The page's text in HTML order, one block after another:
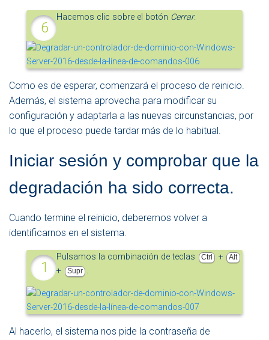
Hacemos clic sobre el botón Cerrar.
Como es de esperar, comenzará el proceso de reinicio.
Además, el sistema aprovecha para modificar su
configuración y adaptarla a las nuevas circunstancias, por
lo que el proceso puede tardar más de lo habitual.
Iniciar sesión y comprobar que la
degradación ha sido correcta.
Cuando termine el reinicio, deberemos volver a
identificarnos en el sistema.
Pulsamos la combinación de teclas Ctrl + Alt
+ Supr .
Al hacerlo, el sistema nos pide la contraseña de